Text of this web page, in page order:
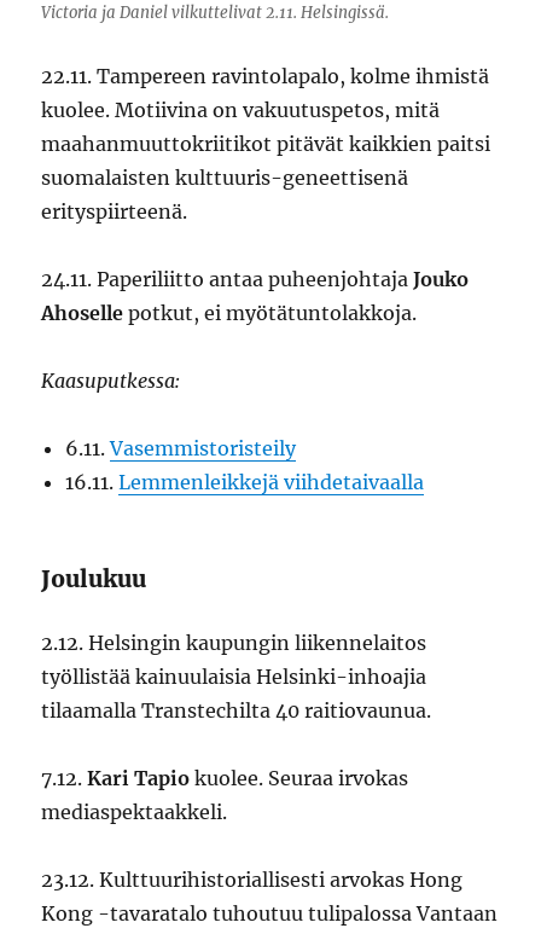
Victoria ja Daniel vilkuttelivat 2.11. Helsingissä.
22.11. Tampereen ravintolapalo, kolme ihmistä
kuolee. Motiivina on vakuutuspetos, mitä
maahanmuuttokriitikot pitävät kaikkien paitsi
suomalaisten kulttuuris-geneettisenä
erityspiirteenä.
24.11. Paperiliitto antaa puheenjohtajaJouko
Ahoselle potkut, ei myötätuntolakkoja.
Kaasuputkessa:
6.11.Vasemmistoristeily
16.11.Lemmenleikkejä viihdetaivaalla
Joulukuu
2.12. Helsingin kaupungin liikennelaitos
työllistää kainuulaisia Helsinki-inhoajia
tilaamalla Transtechilta 40 raitiovaunua.
7.12.Kari Tapio kuolee. Seuraa irvokas
mediaspektaakkeli.
23.12. Kulttuurihistoriallisesti arvokas Hong
Kong -tavaratalo tuhoutuu tulipalossa Vantaan